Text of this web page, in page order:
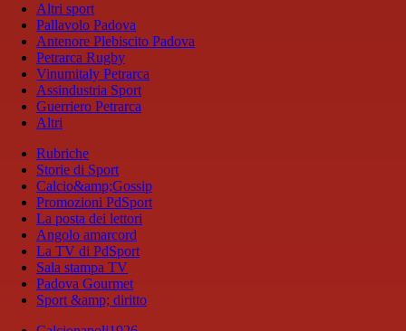
Altri sport
Pallavolo Padova
Antenore Plebiscito Padova
Petrarca Rugby
Vinumitaly Petrarca
Assindustria Sport
Guerriero Petrarca
Altri
Rubriche
Storie di Sport
Calcio&amp;Gossip
Promozioni PdSport
La posta dei lettori
Angolo amarcord
La TV di PdSport
Sala stampa TV
Padova Gourmet
Sport &amp; diritto